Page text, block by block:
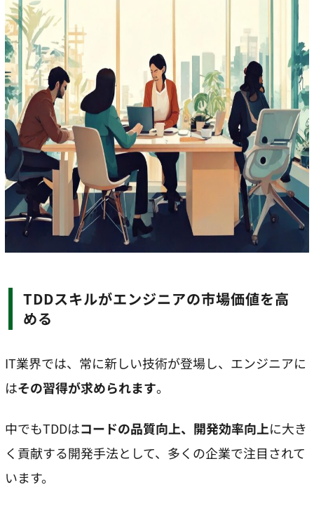
TDDスキルがエンジニアの市場価値を高
める
IT業界では、常に新しい技術が登場し、エンジニアに
はその習得が求められます。
中でもTDDはコードの品質向上、開発効率向上に大き
く貢献する開発手法として、多くの企業で注目されて
います。